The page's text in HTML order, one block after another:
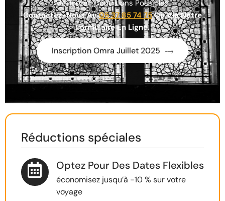
Meilleures Conditions Possibles.
Contactez-Nous Au05 37 85 74 75Ou Via Notre
Formulaire En Ligne.
Inscription Omra Juillet 2025
Réductions spéciales
Optez Pour Des Dates Flexibles
économisez jusqu’à -10 % sur votre
voyage